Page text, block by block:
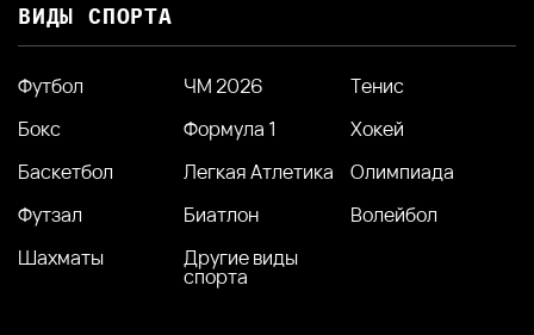
ВИДЫ СПОРТА
Футбол ЧМ 2026
Тенис
Бокс
Формула 1
Хокей
Баскетбол
Легкая Атлетика
Олимпиада
Футзал
Биатлон
Волейбол
Шахматы
Другие виды
спорта